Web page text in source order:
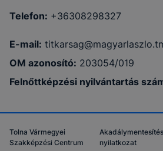
Telefon: +36308298327
E-mail:
OM azonosító: 203054/019
Felnőttképzési nyilvántartás
Tolna Vármegyei
Szakképzési Centrum
nyilatkozat